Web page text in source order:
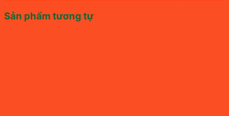
Sản phẩm tương tự